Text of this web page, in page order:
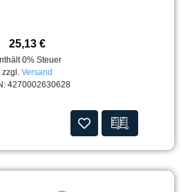
25,13 €
0% Steuer
zzgl. Versand
4270002630628